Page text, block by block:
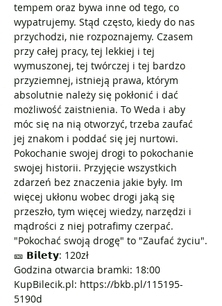
tempem oraz bywa inne od tego, co
wypatrujemy. Stąd często, kiedy do nas
przychodzi, nie rozpoznajemy. Czasem
przy całej pracy, tej lekkiej i tej
wymuszonej, tej twórczej i tej bardzo
przyziemnej, istnieją prawa, którym
absolutnie należy się pokłonić i dać
możliwość zaistnienia. To Weda i aby
móc się na nią otworzyć, trzeba zaufać
jej znakom i poddać się jej nurtowi.
Pokochanie swojej drogi to pokochanie
swojej historii. Przyjęcie wszystkich
zdarzeń bez znaczenia jakie były. Im
więcej ukłonu wobec drogi jaką się
przeszło, tym więcej wiedzy, narzędzi i
mądrości z niej potrafimy czerpać.
"Pokochać swoją drogę" to "Zaufać życiu".
🎫 𝗕𝗶𝗹𝗲𝘁𝘆: 120zł
Godzina otwarcia bramki: 18:00
KupBilecik.pl: https://bkb.pl/115195-
5190d